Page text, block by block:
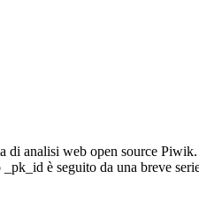
di analisi web open source
è seguito da una breve